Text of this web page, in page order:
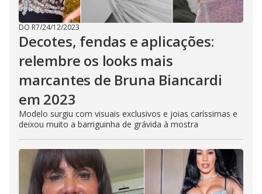
DO R7/24/12/2023
Decotes, fendas e aplicações:
relembre os looks mais
marcantes de Bruna Biancardi
em 2023
Modelo surgiu com visuais exclusivos e joias caríssimas e
deixou muito a barriguinha de grávida à mostra